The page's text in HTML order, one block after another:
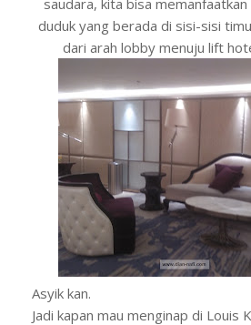
duduk yang berada di sisi-sisi
dari arah lobby menuju lift
Asyik kan.
Jadi kapan mau menginap di Louis